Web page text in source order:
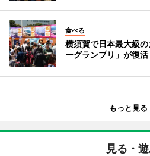
食べる
横須賀で日本最大級
ーグランプリ」が復活
もっと見る
見る・